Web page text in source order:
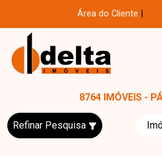
Área do Cliente
8764 IMÓVEIS -
Refinar Pesquisa